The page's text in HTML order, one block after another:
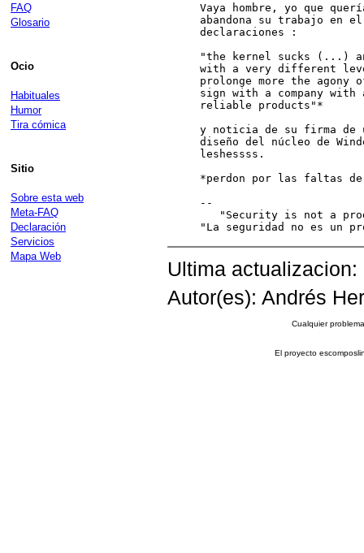
FAQ
Glosario
Ocio
Habituales
Humor
Tira cómica
Sitio
Sobre esta web
Meta-FAQ
Declaración
Servicios
Mapa Web
Vaya hombre, yo que
abandona su trabajo en
declaraciones :
"the kernel sucks (...)
with a very different
prolonge more the
sign with a company
reliable products"*
y noticia de su firma de
diseño del núcleo de
leshessss.
*perdon por las faltas
--
"Security is not a
Ultima
Autor(es): Andrés
Cualquier
El proyecto